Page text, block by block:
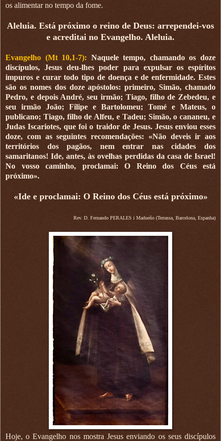
os alimentar no tempo da fome.
Aleluia. Está próximo o reino de Deus: arrependei-vos
e acreditai no Evangelho. Aleluia.
Evangelho (Mt 10,1-7): Naquele tempo, chamando os doze
discípulos, Jesus deu-lhes poder para expulsar os espíritos
impuros e curar todo tipo de doença e de enfermidade. Estes
são os nomes dos doze apóstolos: primeiro, Simão, chamado
Pedro, e depois André, seu irmão; Tiago, filho de Zebedeu, e
seu irmão João; Filipe e Bartolomeu; Tomé e Mateus, o
publicano; Tiago, filho de Alfeu, e Tadeu; Simão, o cananeu, e
Judas Iscariotes, que foi o traidor de Jesus. Jesus enviou esses
doze, com as seguintes recomendações: «Não deveis ir aos
territórios dos pagãos, nem entrar nas cidades dos
samaritanos! Ide, antes, às ovelhas perdidas da casa de Israel!
No vosso caminho, proclamai: O Reino dos Céus está
próximo».
«Ide e proclamai: O Reino dos Céus está próximo»
Rev. D. Fernando PERALES i Madueño (Terrassa, Barcelona, Espanha)
Hoje, o Evangelho nos mostra Jesus enviando os seus discípulos